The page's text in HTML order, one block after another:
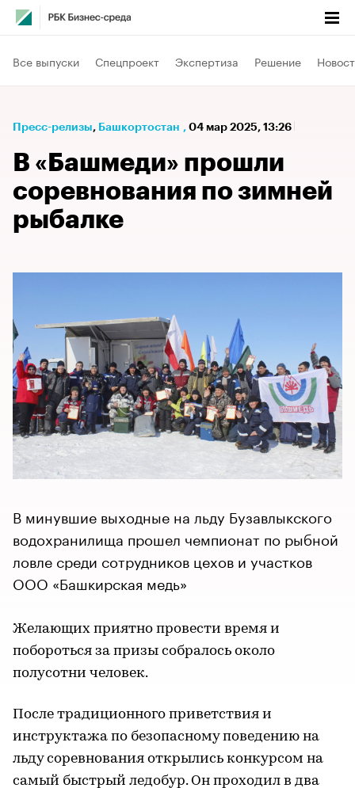
Все выпуски Спецпроект Экспертиза Решение
Пресс-релизы⁠, Башкортостан , 04 мар 2025, 13:26
В «Башмеди» прошли
соревнования по зимней
рыбалке
В минувшие выходные на льду Бузавлыкского
водохранилища прошел чемпионат по рыбной
ловле среди сотрудников цехов и участков
ООО «Башкирская медь»
Желающих приятно провести время и
побороться за призы собралось около
полусотни человек.
После традиционного приветствия и
инструктажа по безопасному поведению на
льду соревнования открылись конкурсом на
самый быстрый ледобур. Он проходил в два